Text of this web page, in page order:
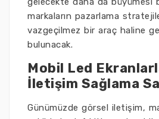
markaların pazarlama
vazgeçilmez bir araç haline
bulunacak.
Mobil Led
İletişim Sağlama
Günümüzde görsel iletişim,